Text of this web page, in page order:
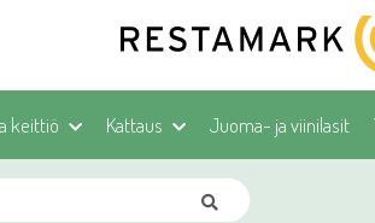
keittiö Kattaus Juoma- ja viinilasit